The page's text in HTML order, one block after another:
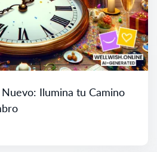
Ilumina tu Camino